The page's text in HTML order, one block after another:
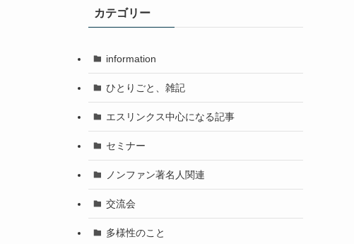
カテゴリー
information
ひとりごと、雑記
エスリンクス中心になる記事
セミナー
ノンファン著名人関連
交流会
多様性のこと